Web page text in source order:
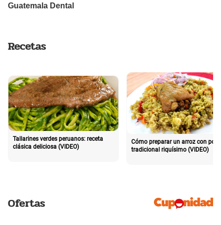
Recetas
Tallarines verdes peruanos: receta
clásica deliciosa (VIDEO)
Cómo preparar un arroz con pollo
tradicional riquísimo (VIDEO)
Ofertas